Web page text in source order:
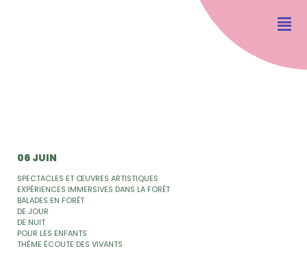
06 JUIN
SPECTACLES ET ŒUVRES ARTISTIQUES
EXPÉRIENCES IMMERSIVES DANS LA FORÊT
BALADES EN FORÊT
DE JOUR
DE NUIT
POUR LES ENFANTS
THÈME ÉCOUTE DES VIVANTS